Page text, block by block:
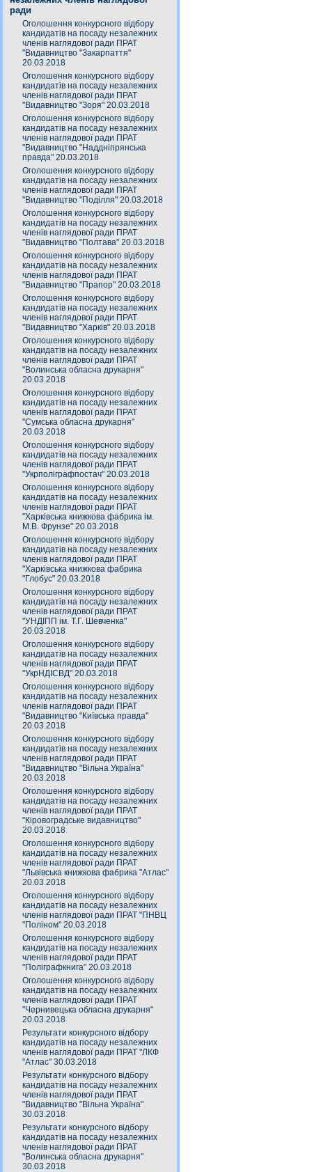
ради
Оголошення конкурсного відбору
кандидатів на посаду незалежних
членів наглядової ради ПРАТ
"Видавництво "Закарпаття"
20.03.2018
Оголошення конкурсного відбору
кандидатів на посаду незалежних
членів наглядової ради ПРАТ
"Видавництво "Зоря" 20.03.2018
Оголошення конкурсного відбору
кандидатів на посаду незалежних
членів наглядової ради ПРАТ
"Видавництво "Наддніпрянська
правда" 20.03.2018
Оголошення конкурсного відбору
кандидатів на посаду незалежних
членів наглядової ради ПРАТ
"Видавництво "Поділля" 20.03.2018
Оголошення конкурсного відбору
кандидатів на посаду незалежних
членів наглядової ради ПРАТ
"Видавництво "Полтава" 20.03.2018
Оголошення конкурсного відбору
кандидатів на посаду незалежних
членів наглядової ради ПРАТ
"Видавництво "Прапор" 20.03.2018
Оголошення конкурсного відбору
кандидатів на посаду незалежних
членів наглядової ради ПРАТ
"Видавництво "Харків" 20.03.2018
Оголошення конкурсного відбору
кандидатів на посаду незалежних
членів наглядової ради ПРАТ
"Волинська обласна друкарня"
20.03.2018
Оголошення конкурсного відбору
кандидатів на посаду незалежних
членів наглядової ради ПРАТ
"Сумська обласна друкарня"
20.03.2018
Оголошення конкурсного відбору
кандидатів на посаду незалежних
членів наглядової ради ПРАТ
"Укрполіграфпостач" 20.03.2018
Оголошення конкурсного відбору
кандидатів на посаду незалежних
членів наглядової ради ПРАТ
"Харківська книжкова фабрика ім.
М.В. Фрунзе" 20.03.2018
Оголошення конкурсного відбору
кандидатів на посаду незалежних
членів наглядової ради ПРАТ
"Харківська книжкова фабрика
"Глобус" 20.03.2018
Оголошення конкурсного відбору
кандидатів на посаду незалежних
членів наглядової ради ПРАТ
"УНДІПП ім. Т.Г. Шевченка"
20.03.2018
Оголошення конкурсного відбору
кандидатів на посаду незалежних
членів наглядової ради ПРАТ
"УкрНДІСВД" 20.03.2018
Оголошення конкурсного відбору
кандидатів на посаду незалежних
членів наглядової ради ПРАТ
"Видавництво "Київська правда"
20.03.2018
Оголошення конкурсного відбору
кандидатів на посаду незалежних
членів наглядової ради ПРАТ
"Видавництво "Вільна Україна"
20.03.2018
Оголошення конкурсного відбору
кандидатів на посаду незалежних
членів наглядової ради ПРАТ
"Кіровоградське видавництво"
20.03.2018
Оголошення конкурсного відбору
кандидатів на посаду незалежних
членів наглядової ради ПРАТ
"Львівська книжкова фабрика "Атлас"
20.03.2018
Оголошення конкурсного відбору
кандидатів на посаду незалежних
членів наглядової ради ПРАТ "ПНВЦ
"Поліном" 20.03.2018
Оголошення конкурсного відбору
кандидатів на посаду незалежних
членів наглядової ради ПРАТ
"Поліграфкнига" 20.03.2018
Оголошення конкурсного відбору
кандидатів на посаду незалежних
членів наглядової ради ПРАТ
"Чернивецька обласна друкарня"
20.03.2018
Результати конкурсного відбору
кандидатів на посаду незалежних
членів наглядової ради ПРАТ "ЛКФ
"Атлас" 30.03.2018
Результати конкурсного відбору
кандидатів на посаду незалежних
членів наглядової ради ПРАТ
"Видавництво "Вільна Україна"
30.03.2018
Результати конкурсного відбору
кандидатів на посаду незалежних
членів наглядової ради ПРАТ
"Волинська обласна друкарня"
30.03.2018